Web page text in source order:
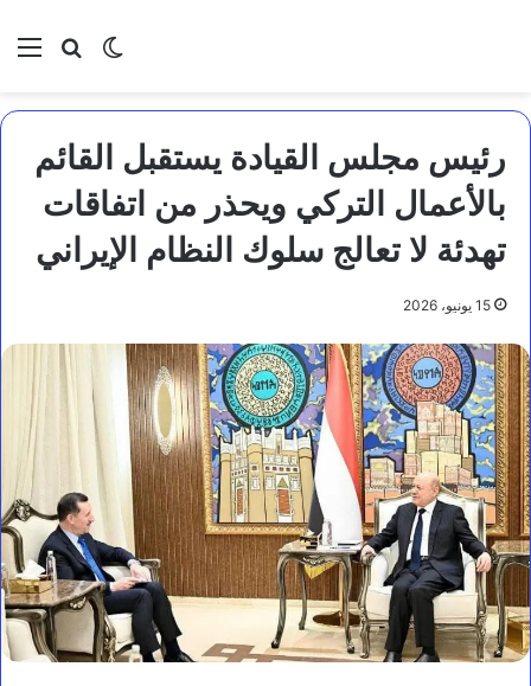
بحثالوضع
رئيس مجلس القيادة يستقبل القائم
بالأعمال التركي ويحذر من اتفاقات
تهدئة لا تعالج سلوك النظام الإيراني
15 يونيو، 2026